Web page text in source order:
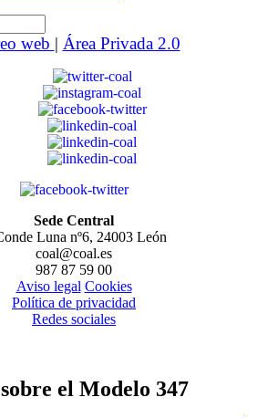
web | Área Privada 2.0
Sede Central
Luna nº6, 24003 León
coal@coal.es
987 87 59 00
Aviso legal Cookies
Política de privacidad
Redes sociales
el Modelo 347